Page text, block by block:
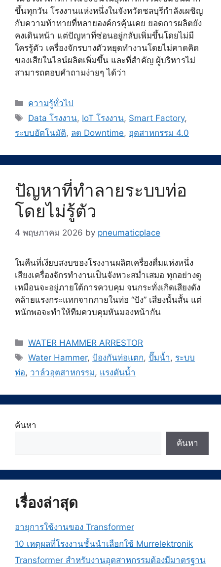
ขึ้นทุกวัน โรงงานแห่งหนึ่งในจังหวัดชลบุรีกำลังเผชิญ
กับความท้าทายที่หลายองค์กรคุ้นเคย ยอดการผลิตยัง
คงเดินหน้า แต่ปัญหาที่ซ่อนอยู่กลับเพิ่มขึ้นโดยไม่มี
ใครรู้ตัว เครื่องจักรบางตัวหยุดทำงานโดยไม่คาดคิด
ของเสียในไลน์ผลิตเพิ่มขึ้น และที่สำคัญ ผู้บริหารไม่
สามารถตอบคำถามง่ายๆ ได้ว่า
Categories
ความรู้ทั่วไป
Tags
Data โรงงาน, IoT โรงงาน, Smart Factory,
ระบบอัตโนมัติ, ลด Downtime, อุตสาหกรรม 4.0
ปัญหาที่ทำลายระบบท่อ
โดยไม่รู้ตัว
4 พฤษภาคม 2026 by pneumaticplace
ในคืนที่เงียบสงบของโรงงานผลิตเครื่องดื่มแห่งหนึ่ง
เสียงเครื่องจักรทำงานเป็นจังหวะสม่ำเสมอ ทุกอย่างดู
เหมือนจะอยู่ภายใต้การควบคุม จนกระทั่งเกิดเสียงดัง
คล้ายแรงกระแทกจากภายในท่อ “ปัง” เสียงนั้นสั้น แต่
หนักพอจะทำให้ทีมควบคุมหันมองหน้ากัน
Categories
WATER HAMMER ARRESTOR
Tags
Water Hammer,ป้องกันท่อแตก,ปั๊มน้ำ, ระบบ
ท่อ, วาล์วอุตสาหกรรม, แรงดันน้ำ
ค้นหา
ค้นหา
เรื่องล่าสุด
อายุการใช้งานของ Transformer
10 เหตุผลที่โรงงานชั้นนำเลือกใช้ Murrelektronik
Transformer สำหรับงานอุตสาหกรรมต้องมีมาตรฐาน